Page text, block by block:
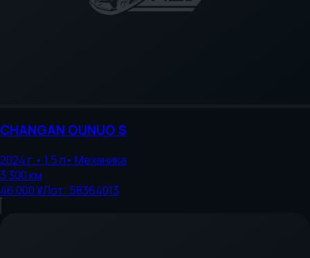
CHANGAN OUNUO S
2024г.• 1.5л• Механика
3 300км
46 000 ¥Лот: 58364013